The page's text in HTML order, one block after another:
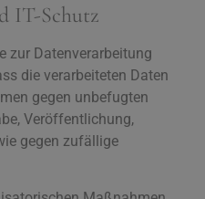
IT-Schutz
zur Datenverarbeitung
die verarbeiteten Daten
gegen unbefugten
Veröffentlichung,
gegen zufällige